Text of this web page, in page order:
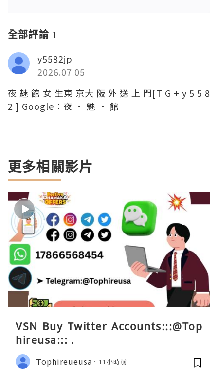
全部評論 1
y5582jp
2026.07.05
夜 魅 館 女 生東 京大 阪 外 送 上 門[T G + y 5 5 8
2 ] Google：夜 · 魅 · 館
更多相關影片
VSN Buy Twitter Accounts:::@Top
hireusa::: .
Tophireueusa 11小時前